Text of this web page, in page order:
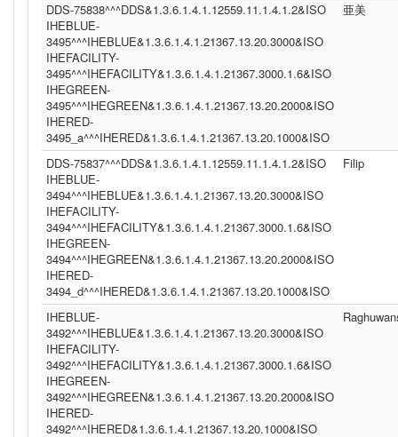
DDS-75838^^^DDS&1.3.6.1.4.1.12559.11.1.4.1.2&ISO
IHEBLUE-
3495^^^IHEBLUE&1.3.6.1.4.1.21367.13.20.3000&ISO
IHEFACILITY-
3495^^^IHEFACILITY&1.3.6.1.4.1.21367.3000.1.6&ISO
IHEGREEN-
3495^^^IHEGREEN&1.3.6.1.4.1.21367.13.20.2000&ISO
IHERED-
3495_a^^^IHERED&1.3.6.1.4.1.21367.13.20.1000&ISO
亜美
DDS-75837^^^DDS&1.3.6.1.4.1.12559.11.1.4.1.2&ISO
IHEBLUE-
3494^^^IHEBLUE&1.3.6.1.4.1.21367.13.20.3000&ISO
IHEFACILITY-
3494^^^IHEFACILITY&1.3.6.1.4.1.21367.3000.1.6&ISO
IHEGREEN-
3494^^^IHEGREEN&1.3.6.1.4.1.21367.13.20.2000&ISO
IHERED-
3494_d^^^IHERED&1.3.6.1.4.1.21367.13.20.1000&ISO
Filip
IHEBLUE-
3492^^^IHEBLUE&1.3.6.1.4.1.21367.13.20.3000&ISO
IHEFACILITY-
3492^^^IHEFACILITY&1.3.6.1.4.1.21367.3000.1.6&ISO
IHEGREEN-
3492^^^IHEGREEN&1.3.6.1.4.1.21367.13.20.2000&ISO
IHERED-
3492^^^IHERED&1.3.6.1.4.1.21367.13.20.1000&ISO